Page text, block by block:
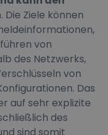
. Die Ziele können
von
des Netzwerks,
von
Das
auf sehr explizite
des